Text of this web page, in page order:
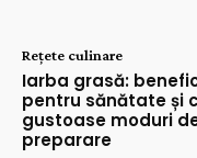
Rețete culinare
Iarba grasă:
pentru sănătate și
gustoase moduri
preparare